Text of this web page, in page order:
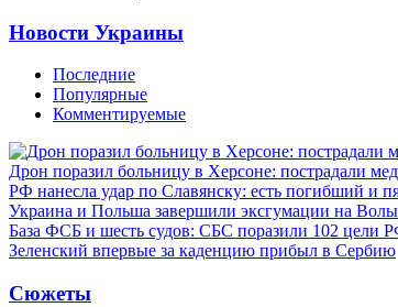
Новости Украины
Последние
Популярные
Комментируемые
Дрон поразил больницу в Херсоне: пострадали
РФ нанесла удар по Славянску: есть погибший и
Украина и Польша завершили эксгумации на
База ФСБ и шесть судов: СБС поразили 102 цели
Зеленский впервые за каденцию прибыл в Сербию
Сюжеты